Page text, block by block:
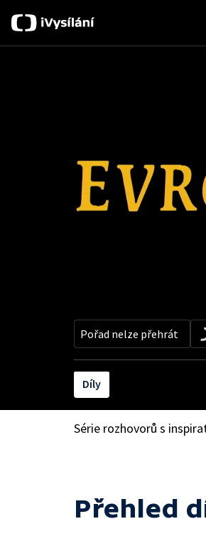
Pořad nelze přehrát
Díly
Série rozhovorů s
Přehled